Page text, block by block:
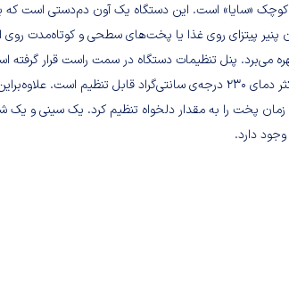
آون‌توسترهای کاربردی و کوچک «سایا» است. این دستگاه یک آون
پیتزای روی غذا یا پخت‌های سطحی و کوتاه‌مدت
می‌برد. پنل تنظیمات دستگاه در سمت راست قرار
پخت را به مقدار دلخواه تنظیم کرد. یک سینی و یک
دارد.